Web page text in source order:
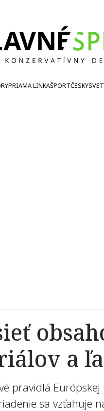
PRIAMA LINKAŠPORTČESKY
a
pravidlá
sa vzťahuje